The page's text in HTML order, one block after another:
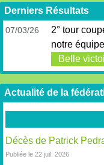
Derniers Résultats
07/03/26
2° tour
notre équipe
Belle
Actualité de la
Décès de Patrick
Publiée le 22 juil. 2026